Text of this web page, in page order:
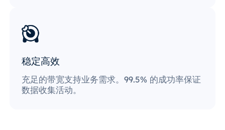
稳定高效
充足的带宽支持业务需求。99.5% 的成功率保证
数据收集活动。